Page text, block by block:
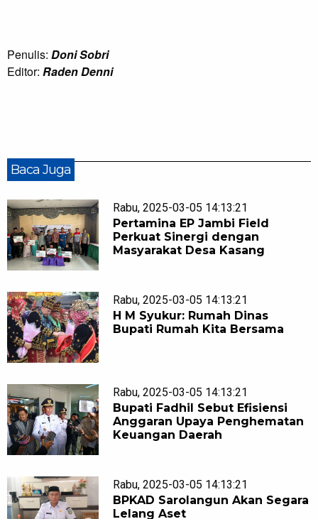
Penulis: Doni Sobri
Editor: Raden Denni
Baca Juga
Rabu, 2025-03-05 14:13:21
Pertamina EP Jambi Field
Perkuat Sinergi dengan
Masyarakat Desa Kasang
Rabu, 2025-03-05 14:13:21
H M Syukur: Rumah Dinas
Bupati Rumah Kita Bersama
Rabu, 2025-03-05 14:13:21
Bupati Fadhil Sebut Efisiensi
Anggaran Upaya Penghematan
Keuangan Daerah
Rabu, 2025-03-05 14:13:21
BPKAD Sarolangun Akan Segara
Lelang Aset